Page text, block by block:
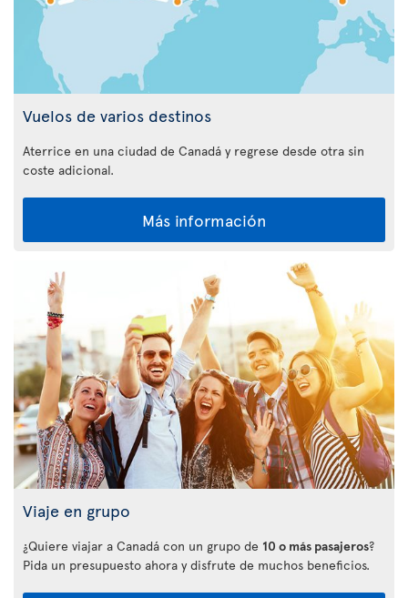
Vuelos de varios destinos
Aterrice en una ciudad de Canadá y regrese desde otra sin
coste adicional.
Más información
Viaje en grupo
¿Quiere viajar a Canadá con un grupo de 10 o más pasajeros?
Pida un presupuesto ahora y disfrute de muchos beneficios.